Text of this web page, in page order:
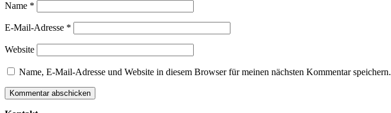
Name *
E-Mail-Adresse *
Website
Name, E-Mail-Adresse und Website in diesem Browser für meinen nächsten Kommentar speichern.